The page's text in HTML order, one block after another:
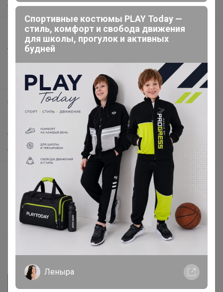
О нас
Все предложения
Анонсы
Новости
Поддержка альпак
Самое выгодное
Хиты продаж
Самое желанное
Самое быстрое
Начать зарабатывать с 24-ok
Picabox.ru - Лучшее место для ваших изображений
Розыгрыш - Генератор случайных чисел
Пульс нашего маркетплейса
Укорачиватель ссылок
Спортивные костюмы PLAY Today —
стиль, комфорт и свобода движения
для школы, прогулок и активных
будней
Леныра